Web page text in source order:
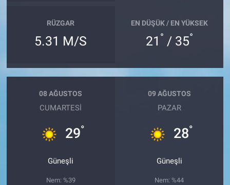
RÜZGAR
5.31 M/S
EN DÜŞÜK / EN YÜKSEK
21 ° / 35°
08 AĞUSTOS
CUMARTESI
29°
Güneşli
Nem: %39
09 AĞUSTOS
PAZAR
28°
Güneşli
Nem: %44